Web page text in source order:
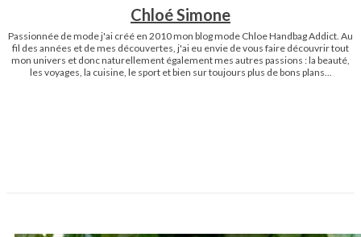
Chloé Simone
Passionnée de mode j'ai créé en 2010 mon blog mode Chloe Handbag Addict. Au
fil des années et de mes découvertes, j'ai eu envie de vous faire découvrir tout
mon univers et donc naturellement également mes autres passions : la beauté,
les voyages, la cuisine, le sport et bien sur toujours plus de bons plans...